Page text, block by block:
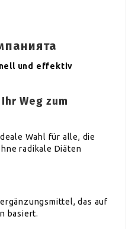
und effektiv
Weg zum
Wahl für alle, die
radikale Diäten
das auf
basiert.